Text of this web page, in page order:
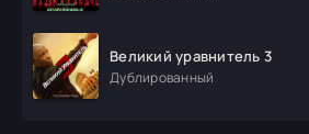
Великий уравнитель 3
Дублированный